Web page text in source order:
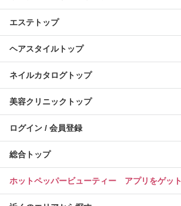
エステトップ
ヘアスタイルトップ
ネイルカタログトップ
美容クリニックトップ
ログイン / 会員登録
総合トップ
ホットペッパービューティー アプリをゲット